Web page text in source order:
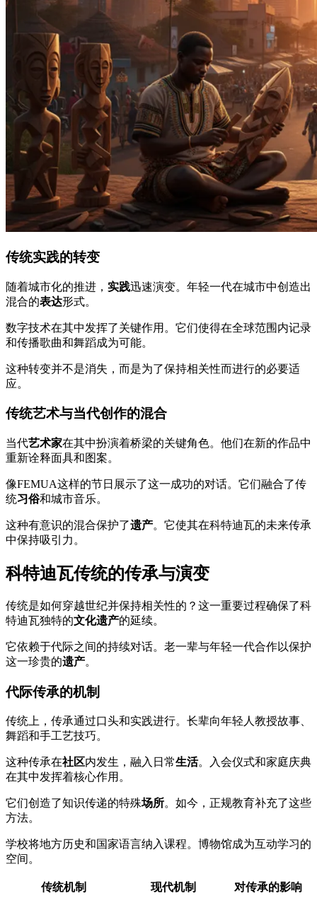
传统实践的转变
随着城市化的推进， 实践迅速演变。年轻一代在城市中创造出
混合的表达形式。
数字技术在其中发挥了关键作用。它们使得在全球范围内记录
和传播歌曲和舞蹈成为可能。
这种转变并不是消失，而是为了保持相关性而进行的必要适
应。
传统艺术与当代创作的混合
当代艺术家在其中扮演着桥梁的关键角色。他们在新的作品中
重新诠释面具和图案。
像FEMUA这样的节日展示了这一成功的对话。它们融合了传
统习俗和城市音乐。
这种有意识的混合保护了遗产。它使其在科特迪瓦的未来传承
中保持吸引力。
科特迪瓦传统的传承与演变
传统是如何穿越世纪并保持相关性的？这一重要过程确保了科
特迪瓦独特的文化遗产的延续。
它依赖于代际之间的持续对话。老一辈与年轻一代合作以保护
这一珍贵的遗产。
代际传承的机制
传统上，传承通过口头和实践进行。长辈向年轻人教授故事、
舞蹈和手工艺技巧。
这种传承在社区内发生，融入日常生活。入会仪式和家庭庆典
在其中发挥着核心作用。
它们创造了知识传递的特殊场所。如今，正规教育补充了这些
方法。
学校将地方历史和国家语言纳入课程。博物馆成为互动学习的
空间。
传统机制 现代机制 对传承的影响